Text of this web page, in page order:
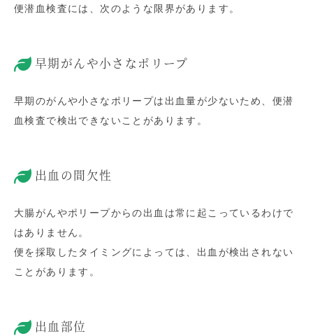
便潜血検査には、次のような限界があります。
早期がんや小さなポリープ
早期のがんや小さなポリープは出血量が少ないため、便潜
血検査で検出できないことがあります。
出血の間欠性
大腸がんやポリープからの出血は常に起こっているわけで
はありません。
便を採取したタイミングによっては、出血が検出されない
ことがあります。
出血部位